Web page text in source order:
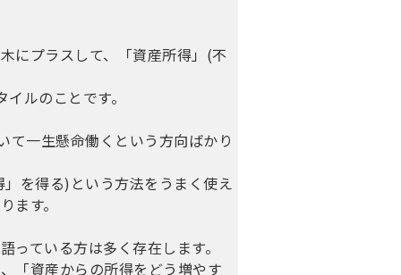
にプラスして、「資産所得」(不
ルのことです。
て一生懸命働くという方向ばかり
を得る)という方法をうまく使え
ます。
ている方は多く存在します。
「資産からの所得をどう増やす